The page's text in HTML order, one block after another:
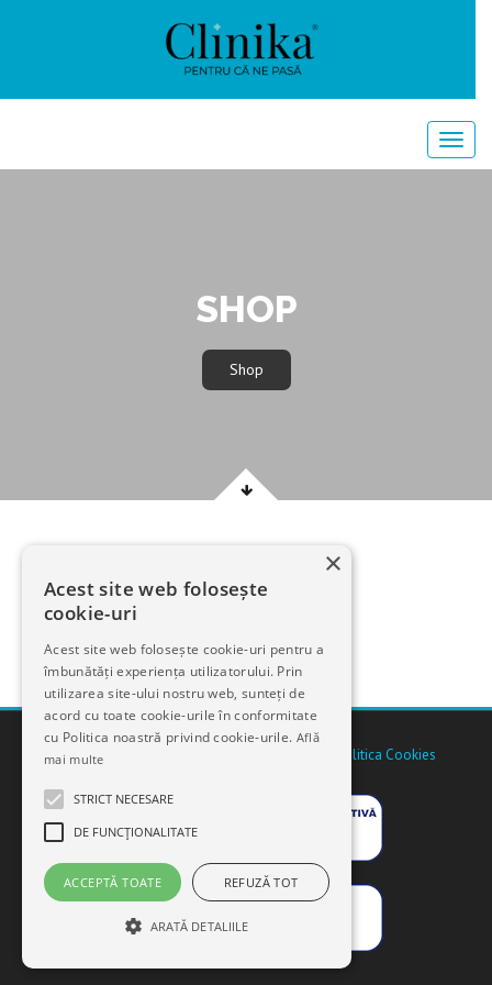
SHOP
Shop
2025 © Copyright CLINIKA Pentru că ne pasă | Politica Cookies
×
Acest site web folosește
cookie-uri
Acest site web folosește cookie-uri pentru a
îmbunătăți experiența utilizatorului. Prin
utilizarea site-ului nostru web, sunteți de
acord cu toate cookie-urile în conformitate
cu Politica noastră privind cookie-urile. Află
mai multe
STRICT NECESARE
DE FUNCŢIONALITATE
ACCEPTĂ TOATE REFUZĂ TOT
ARATĂ DETALIILE